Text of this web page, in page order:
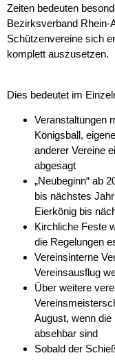
Zeiten bedeuten
Bezirksverband Rhein-
Schützenvereine sich
komplett auszusetzen.
Dies bedeutet im
Veranstaltungen
Königsball,
anderer Vereine
abgesagt
„Neubeginn“ ab
bis nächstes
Eierkönig bis
Kirchliche Feste
die Regelungen
Vereinsinterne
Vereinsausflug
Über weitere
August, wenn
absehbar sind
Sobald der